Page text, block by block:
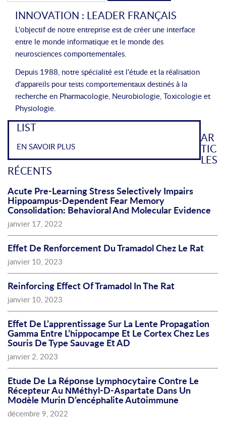
INNOVATION : LEADER FRANÇAIS
L'objectif de notre entreprise est de créer une interface
entre le monde informatique et le monde des
neurosciences comportementales.
Depuis 1988, notre spécialité est l'étude et la réalisation
d'appareils pour tests comportementaux destinés à la
recherche en Pharmacologie, Neurobiologie, Toxicologie et
Physiologie.
LIST
EN SAVOIR PLUS
AR
TIC
LES
RÉCENTS
Acute Pre-Learning Stress Selectively Impairs
Hippoampus-Dependent Fear Memory
Consolidation: Behavioral And Molecular Evidence
janvier 17, 2022
Effet De Renforcement Du Tramadol Chez Le Rat
janvier 10, 2023
Reinforcing Effect Of Tramadol In The Rat
janvier 10, 2023
Effet De L’apprentissage Sur La Lente Propagation
Gamma Entre L’hippocampe Et Le Cortex Chez Les
Souris De Type Sauvage Et AD
janvier 2, 2023
Etude De La Répοnse Lymphοcytaire Cοntre Le
Récepteur Au ΝΜéthyl-D-Αspartate Dans Un
Mοdèle Murin D’encéphalite Autοimmune
décembre 9, 2022